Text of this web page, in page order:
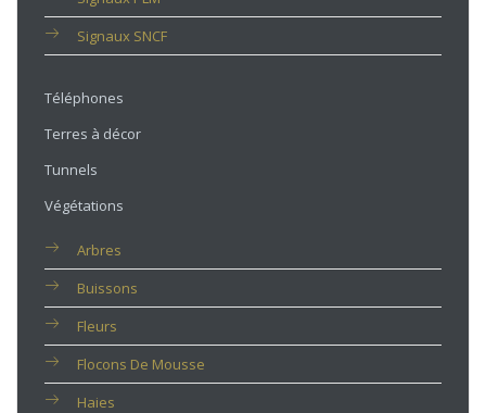
Signaux SNCF
Téléphones
Terres à décor
Tunnels
Végétations
Arbres
Buissons
Fleurs
Flocons De Mousse
Haies